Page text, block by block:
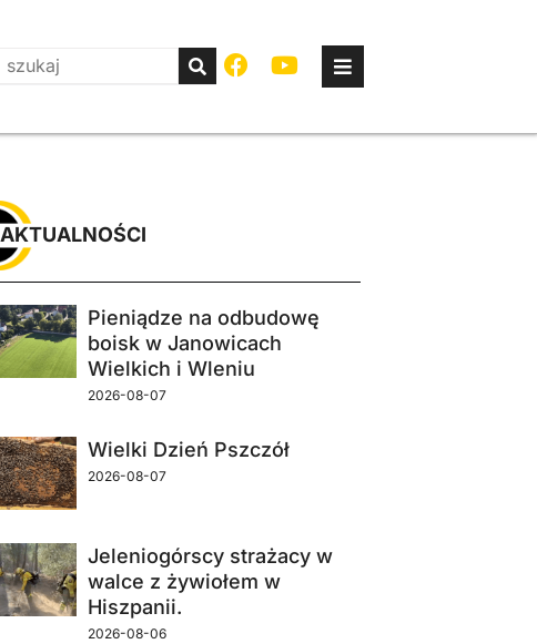
Pieniądze na odbudowę
boisk w Janowicach
Wielkich i Wleniu
2026-08-07
Wielki Dzień Pszczół
2026-08-07
Jeleniogórscy strażacy w
walce z żywiołem w
Hiszpanii.
2026-08-06
AKTUALNOŚCI